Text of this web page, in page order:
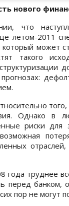
нового
что
летом-2011
может
такого
Однако в
риски для
года труднее
перед банком,
пор не могут